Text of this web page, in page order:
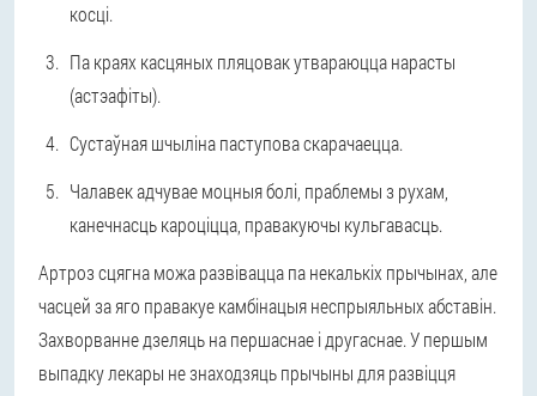
косці.
Па краях касцяных пляцовак утвараюцца нарасты
(астэафіты).
Сустаўная шчыліна паступова скарачаецца.
Чалавек адчувае моцныя болі, праблемы з рухам,
канечнасць кароціцца, правакуючы кульгавасць.
Артроз сцягна можа развівацца па некалькіх прычынах, але
часцей за яго правакуе камбінацыя неспрыяльных абставін.
Захворванне дзеляць на першаснае і другаснае. У першым
выпадку лекары не знаходзяць прычыны для развіцця